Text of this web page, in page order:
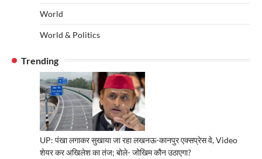
World
World & Politics
Trending
UP: पंखा लगाकर सुखाया जा रहा लखनऊ-कानपुर एक्सप्रेस वे, Video
शेयर कर अखिलेश का तंज; बोले- जोखिम कौन उठाएगा?